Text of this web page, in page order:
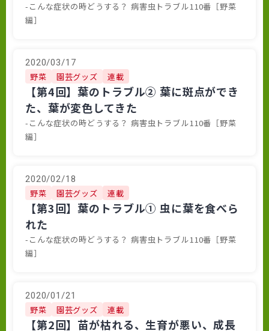
-こんな症状の時どうする？ 病害虫トラブル110番［野菜
編］
2020/03/17
野菜 園芸グッズ 連載
【第4回】葉のトラブル② 葉に斑点ができ
た、葉が変色してきた
-こんな症状の時どうする？ 病害虫トラブル110番［野菜
編］
2020/02/18
野菜 園芸グッズ 連載
【第3回】葉のトラブル① 虫に葉を食べら
れた
-こんな症状の時どうする？ 病害虫トラブル110番［野菜
編］
2020/01/21
野菜 園芸グッズ 連載
【第2回】苗が枯れる、生育が悪い、成長